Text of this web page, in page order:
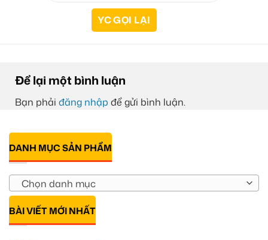
Để lại một bình luận
Bạn phải đăng nhập để gửi bình luận.
DANH MỤC SẢN PHẨM
Chọn danh mục
BÀI VIẾT MỚI NHẤT